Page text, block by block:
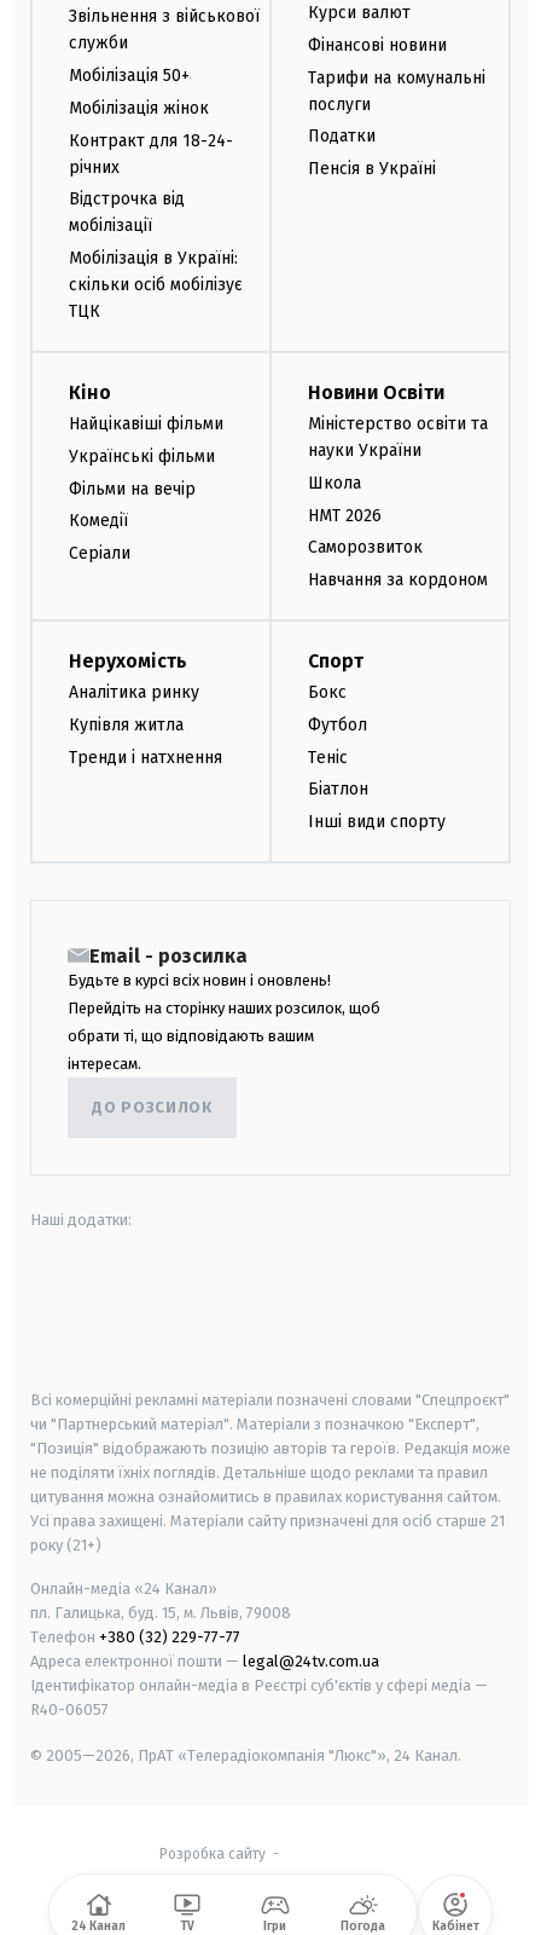
Звільнення з військової
служби
Мобілізація 50+
Мобілізація жінок
Контракт для 18-24-
річних
Відстрочка від
мобілізації
Мобілізація в Україні:
скільки осіб мобілізує
ТЦК
Курси валют
Фінансові новини
Тарифи на комунальні
послуги
Податки
Пенсія в Україні
Кіно
Найцікавіші фільми
Українські фільми
Фільми на вечір
Комедії
Серіали
Новини Освіти
Міністерство освіти та
науки України
Школа
НМТ 2026
Саморозвиток
Навчання за кордоном
Нерухомість
Аналітика ринку
Купівля житла
Тренди і натхнення
Спорт
Бокс
Футбол
Теніс
Біатлон
Інші види спорту
Email - розсилка
Будьте в курсі всіх новин і оновлень!
Перейдіть на сторінку наших розсилок, щоб
обрати ті, що відповідають вашим
інтересам.
ДО РОЗСИЛОК
Наші додатки:
Всі комерційні рекламні матеріали позначені словами "Спецпроєкт"
чи "Партнерський матеріал". Матеріали з позначкою "Експерт",
"Позиція" відображають позицію авторів та героїв. Редакція може
не поділяти їхніх поглядів. Детальніше щодо реклами та правил
цитування можна ознайомитись в правилах користування сайтом.
Усі права захищені. Матеріали сайту призначені для осіб старше 21
року (21+)
Онлайн-медіа «24 Канал»
пл. Галицька, буд. 15, м. Львів, 79008
Телефон +380 (32) 229-77-77
Адреса електронної пошти — legal@24tv.com.ua
Ідентифікатор онлайн-медіа в Реєстрі суб'єктів у сфері медіа —
R40-06057
© 2005—2026, ПрАТ «Телерадіокомпанія "Люкс"», 24 Канал.
Розробка сайту-
24 Канал TV Ігри Погода Кабінет